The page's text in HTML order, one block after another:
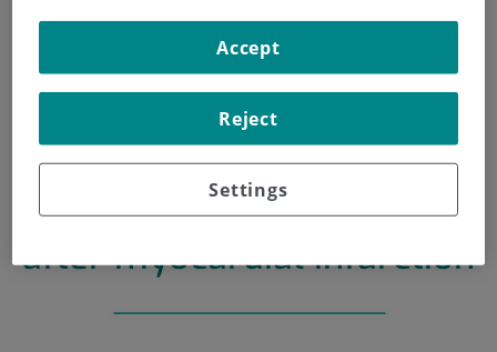
DEATH AFTER MYOCARDIAL INFARCTION
PROFID – Implementation
of personalised risk
prediction and prevention
of sudden cardiac death
after myocardial infarction
Settings
Reject
Accept